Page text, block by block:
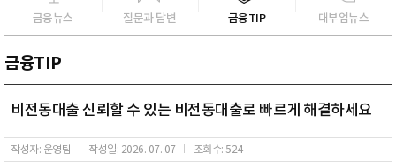
금융뉴스 질문과 답변 금융TIP 대부업뉴스
금융TIP
비전동대출 신뢰할 수 있는 비전동대출로 빠르게 해결하세요
작성자: 운영팀 작성일: 2026. 07. 07 조회수: 524